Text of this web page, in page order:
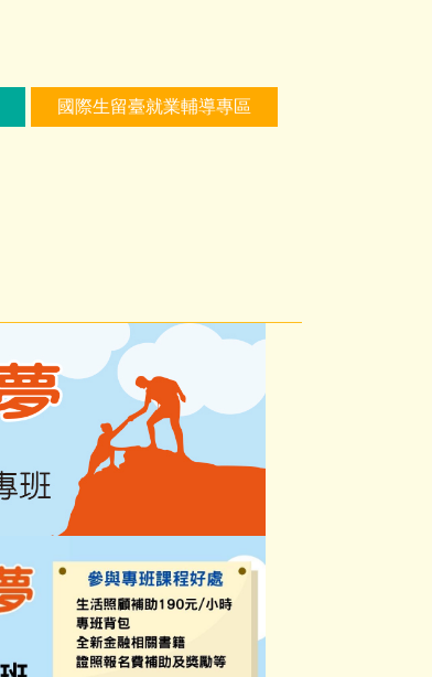
國際生留臺就業輔導專區